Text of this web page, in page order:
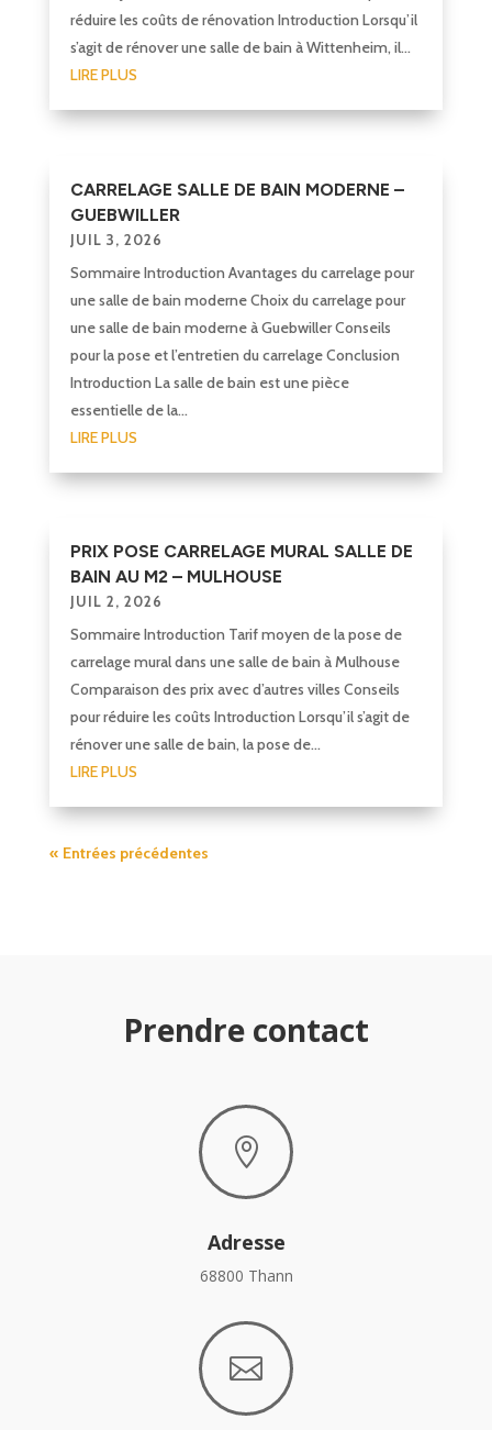
réduire les coûts de rénovation Introduction Lorsqu’il
s’agit de rénover une salle de bain à Wittenheim, il...
LIRE PLUS
CARRELAGE SALLE DE BAIN MODERNE –
GUEBWILLER
JUIL 3, 2026
Sommaire Introduction Avantages du carrelage pour
une salle de bain moderne Choix du carrelage pour
une salle de bain moderne à Guebwiller Conseils
pour la pose et l’entretien du carrelage Conclusion
Introduction La salle de bain est une pièce
essentielle de la...
LIRE PLUS
PRIX POSE CARRELAGE MURAL SALLE DE
BAIN AU M2 – MULHOUSE
JUIL 2, 2026
Sommaire Introduction Tarif moyen de la pose de
carrelage mural dans une salle de bain à Mulhouse
Comparaison des prix avec d’autres villes Conseils
pour réduire les coûts Introduction Lorsqu’il s’agit de
rénover une salle de bain, la pose de...
LIRE PLUS
« Entrées précédentes
Prendre contact

Adresse
68800 Thann
